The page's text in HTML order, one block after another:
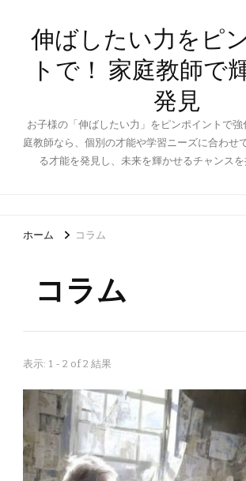
伸ばしたい力をピ
トで！ 家庭教師で
発見
お子様の「伸ばしたい力」をピンポイントで強
庭教師なら、個別の才能や学習ニーズに合わせ
る才能を発見し、未来を輝かせるチャンスを
ホーム コラム
コラム
表示: 1 - 2 of 2 結果